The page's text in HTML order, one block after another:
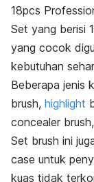
18pcs
Set yang berisi
yang cocok
kebutuhan
Beberapa jenis
brush, highlight
concealer
Set brush ini
case untuk
kuas tidak